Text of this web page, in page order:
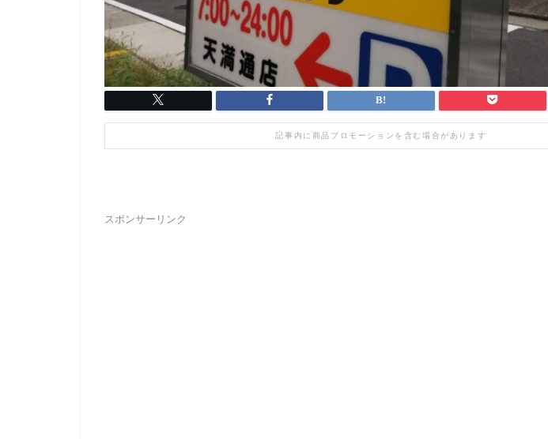
記事内に商品プロモーションを含む場合があります
スポンサーリンク